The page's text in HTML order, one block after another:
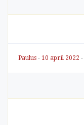
Paulus - 10 april 2022 -